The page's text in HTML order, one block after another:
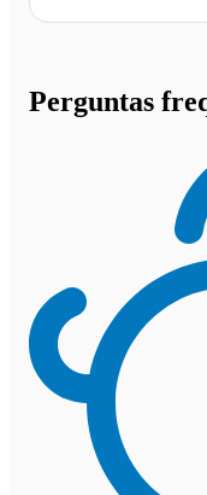
Perguntas